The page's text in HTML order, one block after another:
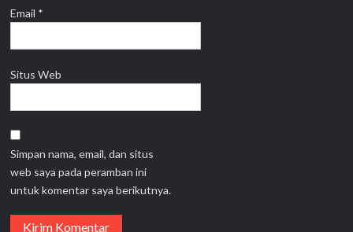
Email *
Situs Web
Simpan nama, email, dan situs
web saya pada peramban ini
untuk komentar saya berikutnya.